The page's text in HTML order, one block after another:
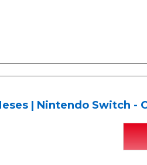
| Nintendo Switch -